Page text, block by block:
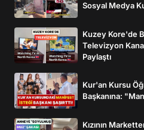
Sosyal Medya
Kuzey Kore'de
Televizyon
Paylaştı
Kur'an Kursu
Başkanına:
Kızının